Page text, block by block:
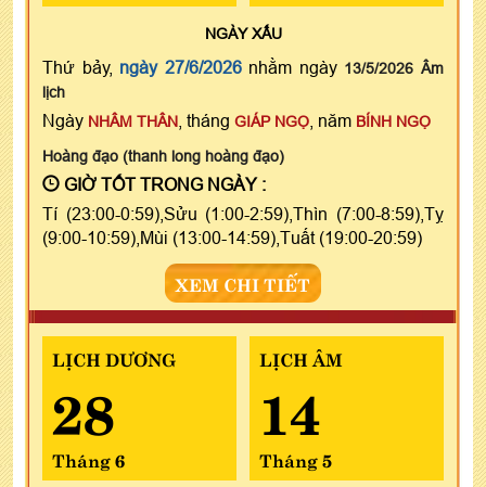
NGÀYXẤU
Thứ bảy, ngày 27/6/2026nhằm ngày 13/5/2026 Âm
lịch
Ngày NHÂM THÂN , tháng GIÁP NGỌ , năm BÍNH NGỌ
Hoàng đạo (thanh long hoàng đạo)
GIỜ TỐT TRONG NGÀY :
Tí (23:00-0:59),Sửu (1:00-2:59),Thìn (7:00-8:59),Tỵ
(9:00-10:59),Mùi (13:00-14:59),Tuất (19:00-20:59)
XEM CHI TIẾT
LỊCH DƯƠNG
28
Tháng 6
LỊCH ÂM
14
Tháng 5